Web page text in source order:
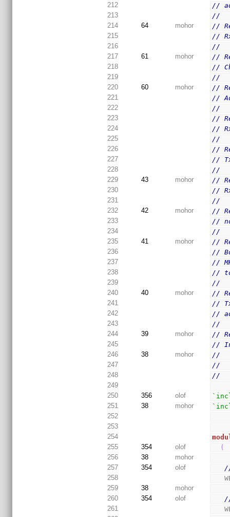
212
//
213
//
214
64 mohor
//
215
//
216
//
217
61 mohor
//
218
//
219
//
220
60 mohor
//
221
//
222
//
223
//
224
//
225
//
226
//
227
//
228
//
229
43 mohor
//
230
//
231
//
232
42 mohor
//
233
//
234
//
235
41 mohor
//
236
//
237
//
238
//
239
//
240
40 mohor
//
241
//
242
//
243
//
244
39 mohor
//
245
//
246
38 mohor
//
247
//
248
//
249
250
356 olof
251
38 mohor
252
253
254
255
354 olof
(
256
38
mohor
257
354 olof
//
258
259
38
mohor
260
354 olof
261